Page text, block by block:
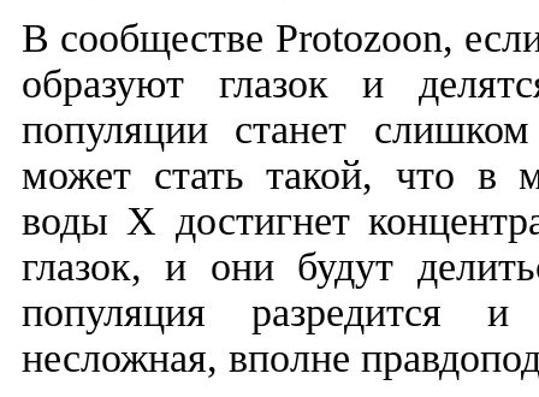
В сообществе Protozoon,
образуют глазок и
популяции станет
может стать такой, что в
воды Х достигнет
глазок, и они будут
популяция разредится и
несложная, вполне